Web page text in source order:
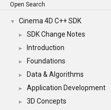
Open Search
▼ Cinema 4D C++ SDK
► SDK Change Notes
► Introduction
► Foundations
► Data & Algorithms
► Application Development
► 3D Concepts